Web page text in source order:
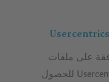
على ملفات
تعريف الارتباط الخاصة بشركة Usercentrics للحصول